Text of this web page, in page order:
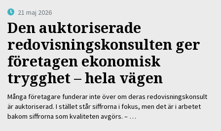
21 maj 2026
Den auktoriserade
redovisningskonsulten ger
företagen ekonomisk
trygghet – hela vägen
Många företagare funderar inte över om deras redovisningskonsult
är auktoriserad. I stället står siffrorna i fokus, men det är i arbetet
bakom siffrorna som kvaliteten avgörs. – …